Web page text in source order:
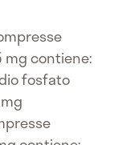
mg contiene:
fosfato